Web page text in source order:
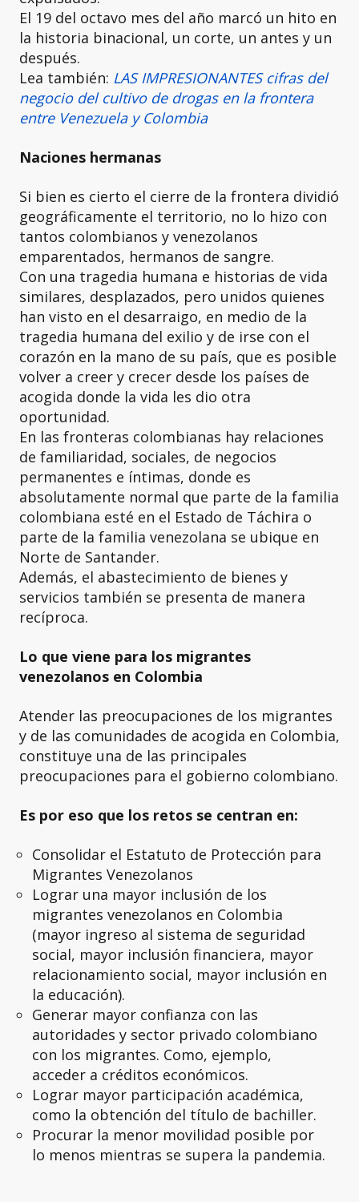
El 19 del octavo mes del año marcó un hito en
la historia binacional, un corte, un antes y un
después.
Lea también: LAS IMPRESIONANTES cifras del
negocio del cultivo de drogas en la frontera
entre Venezuela y Colombia
Naciones hermanas
Si bien es cierto el cierre de la frontera dividió
geográficamente el territorio, no lo hizo con
tantos colombianos y venezolanos
emparentados, hermanos de sangre.
Con una tragedia humana e historias de vida
similares, desplazados, pero unidos quienes
han visto en el desarraigo, en medio de la
tragedia humana del exilio y de irse con el
corazón en la mano de su país, que es posible
volver a creer y crecer desde los países de
acogida donde la vida les dio otra
oportunidad.
En las fronteras colombianas hay relaciones
de familiaridad, sociales, de negocios
permanentes e íntimas, donde es
absolutamente normal que parte de la familia
colombiana esté en el Estado de Táchira o
parte de la familia venezolana se ubique en
Norte de Santander.
Además, el abastecimiento de bienes y
servicios también se presenta de manera
recíproca.
Lo que viene para los migrantes
venezolanos en Colombia
Atender las preocupaciones de los migrantes
y de las comunidades de acogida en Colombia,
constituye una de las principales
preocupaciones para el gobierno colombiano.
Es por eso que los retos se centran en:
Consolidar el Estatuto de Protección para
Migrantes Venezolanos
Lograr una mayor inclusión de los
migrantes venezolanos en Colombia
(mayor ingreso al sistema de seguridad
social, mayor inclusión financiera, mayor
relacionamiento social, mayor inclusión en
la educación).
Generar mayor confianza con las
autoridades y sector privado colombiano
con los migrantes. Como, ejemplo,
acceder a créditos económicos.
Lograr mayor participación académica,
como la obtención del título de bachiller.
Procurar la menor movilidad posible por
lo menos mientras se supera la pandemia.